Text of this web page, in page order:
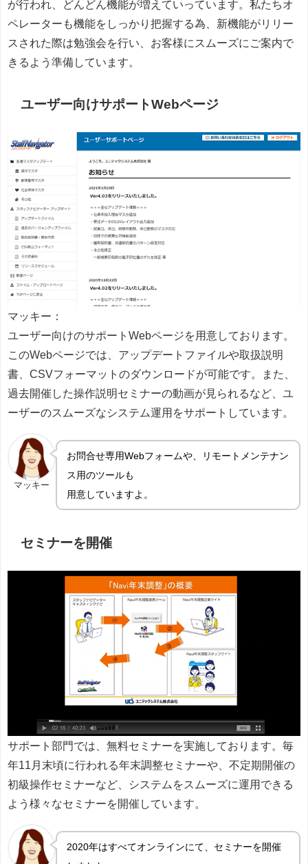
が行われ、どんどん機能が増えていっています。私たちオ
ペレーターも機能をしっかり把握する為、新機能がリリー
スされた際は勉強会を行い、お客様にスムーズにご案内で
きるよう準備しています。
ユーザー向けサポートWebページ
マッキー：
ユーザー向けのサポートWebページを用意しております。
このWebページでは、アップデートファイルや取扱説明
書、CSVフォーマットのダウンロードが可能です。また、
過去開催した操作説明セミナーの動画が見られるなど、ユ
ーザーのスムーズなシステム運用をサポートしています。
マッキー
お問合せ専用Webフォームや、リモートメンテナン
ス用のツールも
用意していますよ。
セミナーを開催
サポート部門では、無料セミナーを実施しております。毎
年11月末頃に行われる年末調整セミナーや、不定期開催の
初級操作セミナーなど、システムをスムーズに運用できる
よう様々なセミナーを開催しています。
2020年はすべてオンラインにて、セミナーを開催